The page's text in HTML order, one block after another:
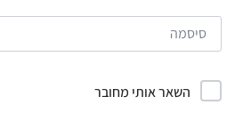
השאר אותי מחובר